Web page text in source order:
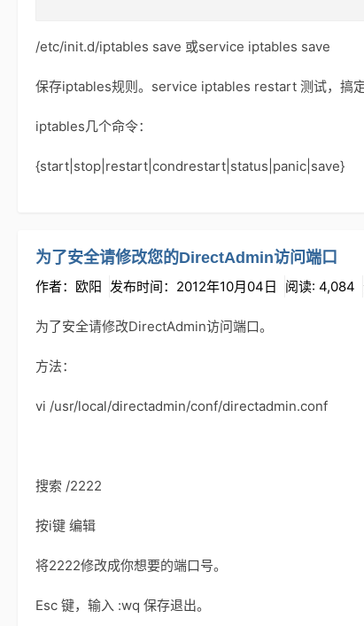
/etc/init.d/iptables save 或service iptables save
保存iptables规则。service iptables restart 测试，搞定
iptables几个命令：
{start|stop|restart|condrestart|status|panic|save}
为了安全请修改您的DirectAdmin访问端口
作者：欧阳 发布时间：2012年10月04日 阅读: 4,084
为了安全请修改DirectAdmin访问端口。
方法：
vi /usr/local/directadmin/conf/directadmin.conf
搜索 /2222
按i键 编辑
将2222修改成你想要的端口号。
Esc 键，输入 :wq 保存退出。